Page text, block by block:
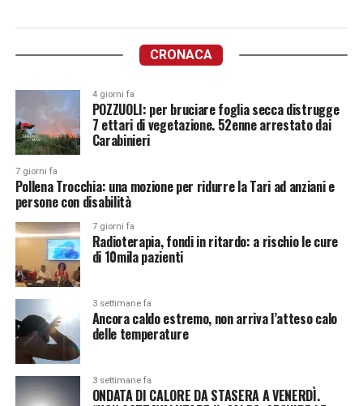
CRONACA
4 giorni fa
POZZUOLI: per bruciare foglia secca distrugge
7 ettari di vegetazione. 52enne arrestato dai
Carabinieri
7 giorni fa
Pollena Trocchia: una mozione per ridurre la Tari ad anziani e
persone con disabilità
7 giorni fa
Radioterapia, fondi in ritardo: a rischio le cure
di 10mila pazienti
3 settimane fa
Ancora caldo estremo, non arriva l’atteso calo
delle temperature
3 settimane fa
ONDATA DI CALORE DA STASERA A VENERDÌ.